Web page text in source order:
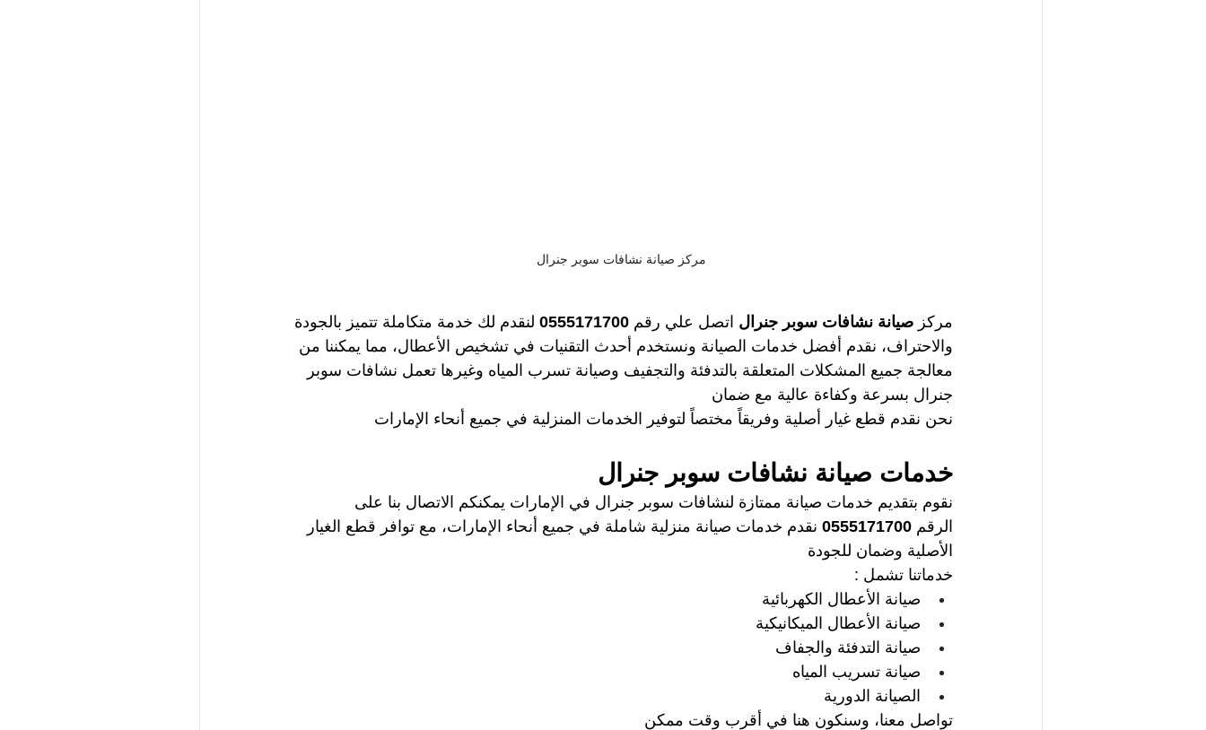
مركز صيانة نشافات سوبر جنرال
مركز صيانة نشافات سوبر جنرال اتصل علي رقم 0555171700 لنقدم لك خدمة متكاملة تتميز بالجودة
والاحتراف، نقدم أفضل خدمات الصيانة ونستخدم أحدث التقنيات في تشخيص الأعطال، مما يمكننا من
معالجة جميع المشكلات المتعلقة بالتدفئة والتجفيف وصيانة تسرب المياه وغيرها تعمل نشافات سوبر
جنرال بسرعة وكفاءة عالية مع ضمان
نحن نقدم قطع غيار أصلية وفريقاً مختصاً لتوفير الخدمات المنزلية في جميع أنحاء الإمارات
خدمات صيانة نشافات سوبر جنرال
نقوم بتقديم خدمات صيانة ممتازة لنشافات سوبر جنرال في الإمارات يمكنكم الاتصال بنا على
الرقم
نقدم خدمات صيانة منزلية شاملة في جميع أنحاء الإمارات، مع توافر قطع الغيار
الأصلية وضمان للجودة
خدماتنا تشمل :
صيانة الأعطال الكهربائية
صيانة الأعطال الميكانيكية
صيانة التدفئة والجفاف
صيانة تسريب المياه
الصيانة الدورية
تواصل معنا، وسنكون هنا في أقرب وقت ممكن